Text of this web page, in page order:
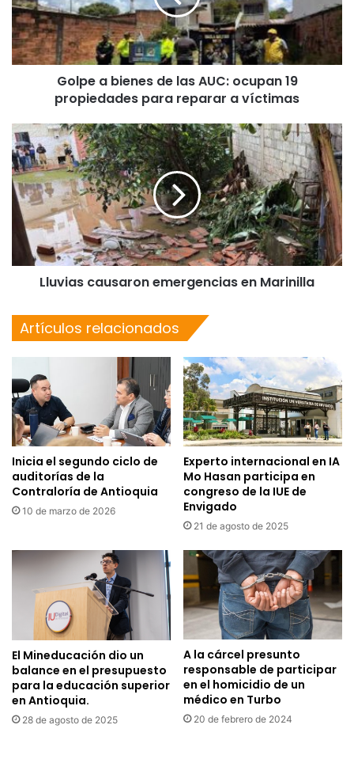
Golpe a bienes de las AUC: ocupan 19
propiedades para reparar a víctimas
Lluvias causaron emergencias en Marinilla
Artículos relacionados
Inicia el segundo ciclo de
auditorías de la
Contraloría de Antioquia
10 de marzo de 2026
Experto internacional en IA
Mo Hasan participa en
congreso de la IUE de
Envigado
21 de agosto de 2025
El Mineducación dio un
balance en el presupuesto
para la educación superior
en Antioquia.
28 de agosto de 2025
A la cárcel presunto
responsable de participar
en el homicidio de un
médico en Turbo
20 de febrero de 2024